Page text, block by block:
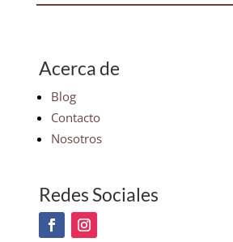
Acerca de
Blog
Contacto
Nosotros
Redes Sociales